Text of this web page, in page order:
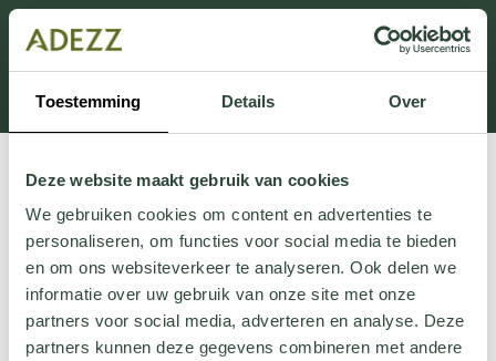
Toestemming Details Over
Deze website maakt gebruik van cookies
We gebruiken cookies om content en advertenties te
personaliseren, om functies voor social media te bieden
en om ons websiteverkeer te analyseren. Ook delen we
informatie over uw gebruik van onze site met onze
partners voor social media, adverteren en analyse. Deze
partners kunnen deze gegevens combineren met andere
Dit onderdeel is momenteel in onderhoud.
Als je informatie mist kun je ons bellen +31 413 274
168 of mailen
Customersupport@adezz.com.